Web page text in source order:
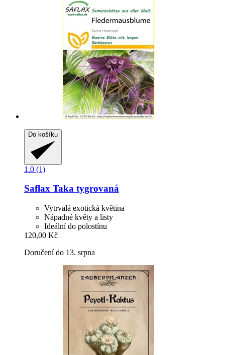
Do košíku
1.0 (1)
Saflax Taka tygrovaná
Vytrvalá exotická květina
Nápadné květy a listy
Ideální do polostínu
120,00 Kč
Doručení do 13. srpna